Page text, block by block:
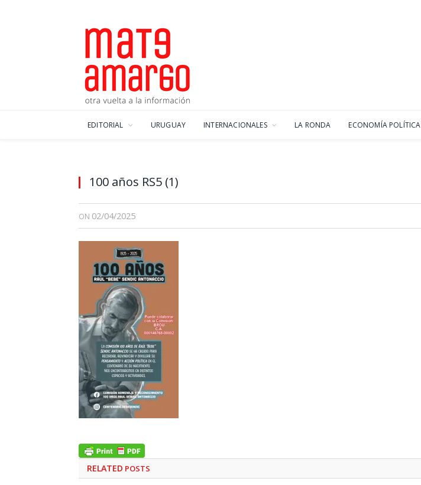
EDITORIAL URUGUAY INTERNACIONALES LA RONDA ECONOMÍA POLÍTICA
100 años RS5 (1)
ON 02/04/2025
RELATED POSTS